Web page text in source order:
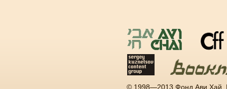
© 1998—2013 Фонд Ави Хай.